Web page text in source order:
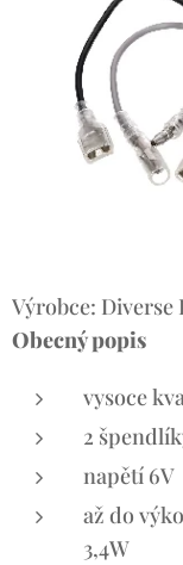
Výrobce: Diverse
Obecný popis
vysoce
2
napětí 6V
až do
3,4W